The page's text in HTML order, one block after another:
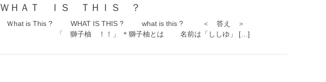
ＷＨＡＴ ＩＳ ＴＨＩＳ ？
Ｗhat is This ? WHAT IS THIS ? what is this ? ＜ 答え ＞
「 獅子柚 ！！」 ＊獅子柚とは 名前は「ししゆ」 […]